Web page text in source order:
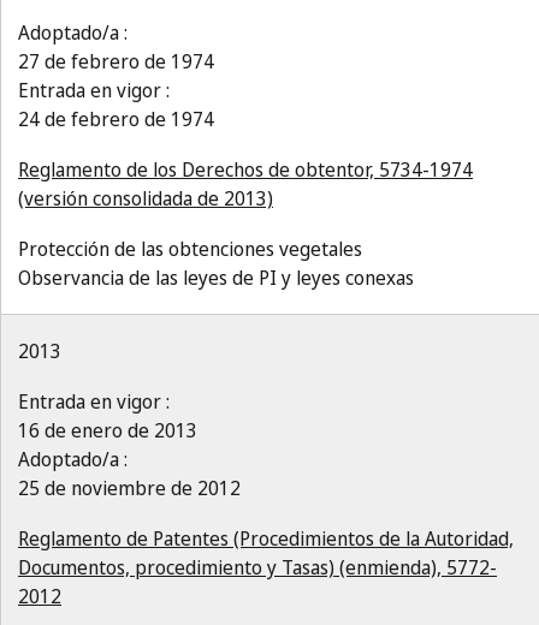
Adoptado/a :
27 de febrero de 1974
Entrada en vigor :
24 de febrero de 1974
Reglamento de los Derechos de obtentor, 5734-1974
(versión consolidada de 2013)
Protección de las obtenciones vegetales
Observancia de las leyes de PI y leyes conexas
2013
Entrada en vigor :
16 de enero de 2013
Adoptado/a :
25 de noviembre de 2012
Reglamento de Patentes (Procedimientos de la Autoridad,
Documentos, procedimiento y Tasas) (enmienda), 5772-
2012